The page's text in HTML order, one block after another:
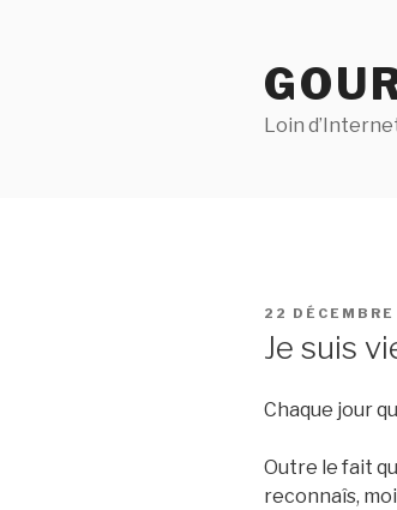
Loin
PUBLIÉ
22
Je suis
Chaque jour
Outre le fait
reconnaîs,